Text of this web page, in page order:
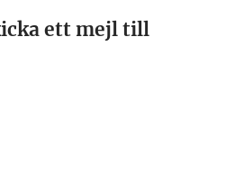
ett mejl till